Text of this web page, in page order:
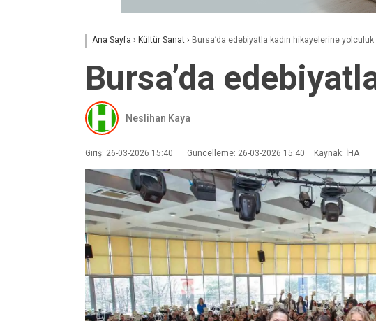
Ana Sayfa › Kültür Sanat › Bursa’da edebiyatla kadın hikayelerine yolculuk
Bursa’da
Neslihan Kaya
Giriş: 26-03-2026 15:40 Güncelleme: 26-03-2026 15:40 Kaynak: İHA